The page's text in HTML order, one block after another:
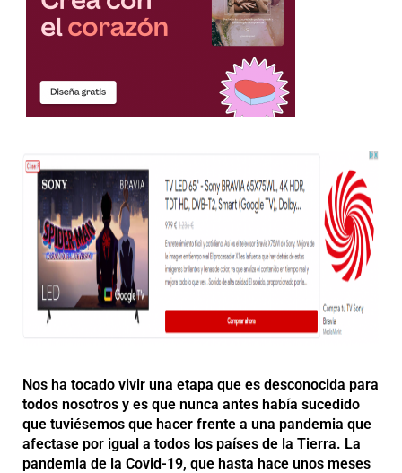
Nos ha tocado vivir una etapa que es desconocida para
todos nosotros y es que nunca antes había sucedido
que tuviésemos que hacer frente a una pandemia que
afectase por igual a todos los países de la Tierra. La
pandemia de la Covid-19, que hasta hace unos meses